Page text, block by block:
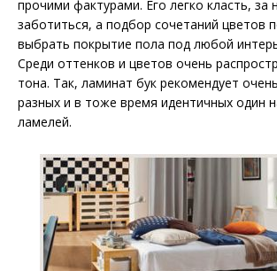
прочими фактурами. Его легко класть, за
заботиться, а подбор сочетаний цветов
выбрать покрытие пола под любой
Среди оттенков и цветов очень
тона. Так, ламинат бук рекомендует
разных и в тоже время идентичных один
ламелей.